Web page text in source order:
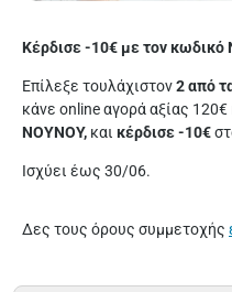
Κέρδισε -10€ με τον
Επίλεξε τουλάχιστον2 από
κάνε online αγορά αξίας
NOYNOY, και κέρδισε -10€
Ισχύει έως 30/06.
Δες τους όρους συμμετοχής